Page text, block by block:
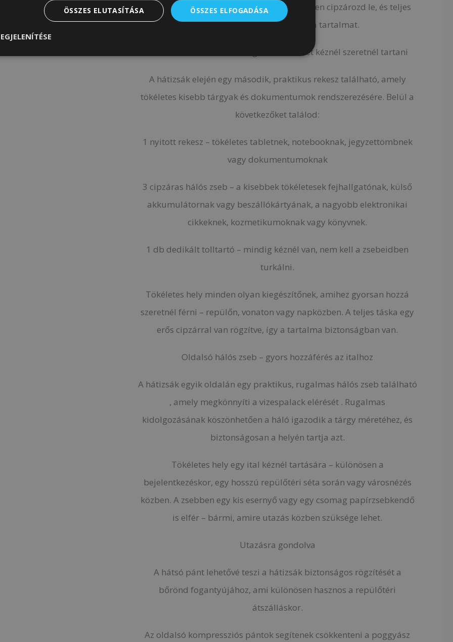
kivenned, hogy elérj egy tárgyat – egyszerűen cipzározd le, és teljes
mértékben kézben tarthatod a tartalmat.
Második rekesz – ​​azon dolgoknak, amiket kéznél szeretnél tartani
A hátizsák elején egy második, praktikus rekesz található, amely
tökéletes kisebb tárgyak és dokumentumok rendszerezésére. Belül a
következőket találod:
1 nyitott rekesz – tökéletes tabletnek, notebooknak, jegyzettömbnek
vagy dokumentumoknak
3 cipzáras hálós zseb – a kisebbek tökéletesek fejhallgatónak, külső
akkumulátornak vagy beszállókártyának, a nagyobb elektronikai
cikkeknek, kozmetikumoknak vagy könyvnek.
1 db dedikált tolltartó – mindig kéznél van, nem kell a zsebeidben
turkálni.
Tökéletes hely minden olyan kiegészítőnek, amihez gyorsan hozzá
szeretnél férni – repülőn, vonaton vagy napközben. A teljes táska egy
erős cipzárral van rögzítve, így a tartalma biztonságban van.
Oldalsó hálós zseb – gyors hozzáférés az italhoz
A hátizsák egyik oldalán egy praktikus, rugalmas hálós zseb található
, amely megkönnyíti a vizespalack elérését . Rugalmas
kidolgozásának köszönhetően a háló igazodik a tárgy méretéhez, és
biztonságosan a helyén tartja azt.
Tökéletes hely egy ital kéznél tartására – különösen a
bejelentkezéskor, egy hosszú repülőtéri séta során vagy városnézés
közben. A zsebben egy kis esernyő vagy egy csomag papírzsebkendő
is elfér – bármi, amire utazás közben szüksége lehet.
Utazásra gondolva
A hátsó pánt lehetővé teszi a hátizsák biztonságos rögzítését a
bőrönd fogantyújához, ami különösen hasznos a repülőtéri
átszálláskor.
Az oldalsó kompressziós pántok segítenek csökkenteni a poggyász
ÖSSZES ELFOGADÁSA
ÖSSZES ELUTASÍTÁSA